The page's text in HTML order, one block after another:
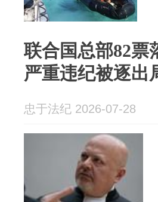
联合国总部82票
严重违纪被逐出
忠于法纪 2026-07-28